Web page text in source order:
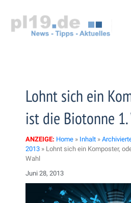
springen
Lohnt sich ein
ist die Biotonne 1.
ANZEIGE: Home » Inhalt »
2013 » Lohnt sich ein Komposter,
Wahl
Juni 28, 2013